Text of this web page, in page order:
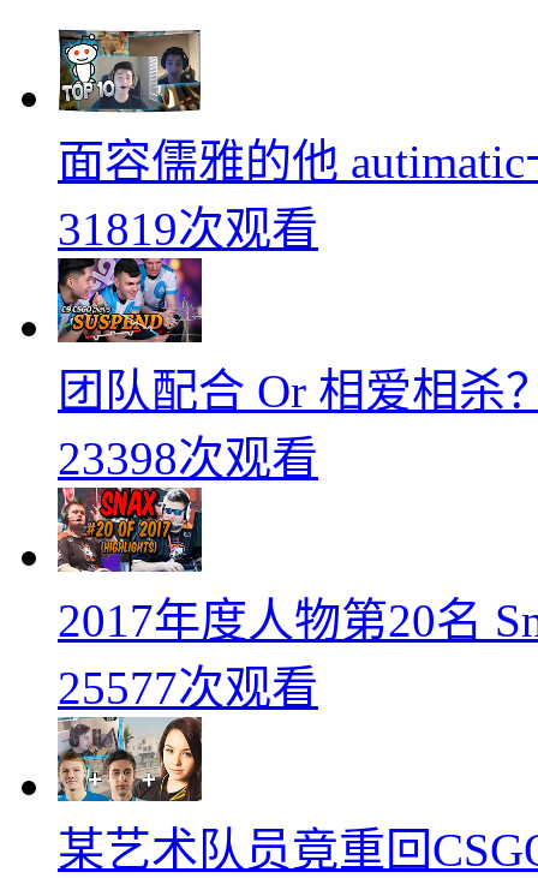
面容儒雅的他
31819次观看
团队配合 Or 相爱相杀
23398次观看
2017年度人物第20名
25577次观看
某艺术队员竟重回